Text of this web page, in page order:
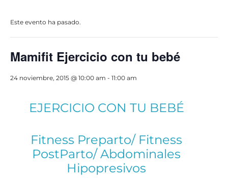
Este evento ha pasado.
Mamifit Ejercicio con tu bebé
24 noviembre, 2015 @ 10:00 am - 11:00 am
EJERCICIO CON TU BEBÉ
Fitness Preparto/ Fitness
PostParto/ Abdominales
Hipopresivos